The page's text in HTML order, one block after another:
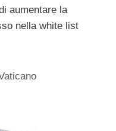
aumentare la
nella white list